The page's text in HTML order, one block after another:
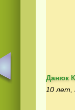
Данюк
10 лет,